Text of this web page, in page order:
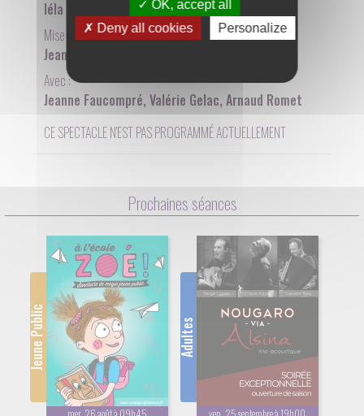
Prochaines séances
Jeune Public Adultes
Iéla Mari, Enzo Mari
Mise en scène de :
Jeanne Faucompré
Avec :
Jeanne Faucompré, Valérie Gelac, Arnaud Romet
CE SPECTACLE N'EST PAS PROGRAMMÉ ACTUELLEMENT
OK, accept all
Deny all cookies
Personalize